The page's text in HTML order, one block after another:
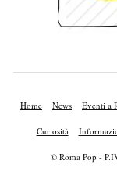
Home News Eventi a
Curiosità
© Roma Pop -